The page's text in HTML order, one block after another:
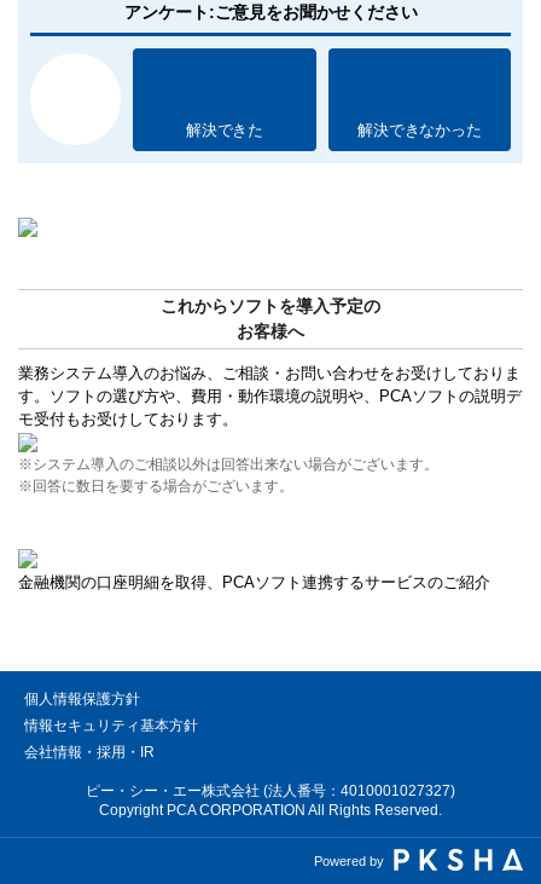
アンケート:ご意見をお聞かせください
解決できた 解決できなかった
これからソフトを導入予定の
お客様へ
業務システム導入のお悩み、ご相談・お問い合わせをお受けしておりま
す。ソフトの選び方や、費用・動作環境の説明や、PCAソフトの説明デ
モ受付もお受けしております。
※システム導入のご相談以外は回答出来ない場合がございます。
※回答に数日を要する場合がございます。
金融機関の口座明細を取得、PCAソフト連携するサービスのご紹介
個人情報保護方針
情報セキュリティ基本方針
会社情報・採用・IR
ピー・シー・エー株式会社 (法人番号：4010001027327)
Copyright PCA CORPORATION All Rights Reserved.
Powered by